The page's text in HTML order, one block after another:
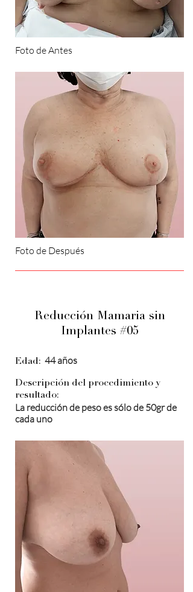
Foto de Antes
Foto de Después
Reducción Mamaria sin
Implantes #05
Edad: 44 años
Descripción del procedimiento y
resultado:
La reducción de peso es sólo de 50gr de
cada uno